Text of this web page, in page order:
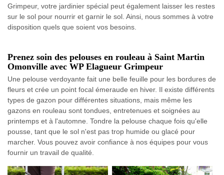
Grimpeur, votre jardinier spécial peut également laisser les restes
sur le sol pour nourrir et garnir le sol. Ainsi, nous sommes à votre
disposition quels que soient vos besoins.
Prenez soin des pelouses en rouleau à Saint Martin
Omonville avec WP Elagueur Grimpeur
Une pelouse verdoyante fait une belle feuille pour les bordures de
fleurs et crée un point focal émeraude en hiver. Il existe différents
types de gazon pour différentes situations, mais même les
gazons en rouleau sont tondues, entretenues et soignées au
printemps et à l'automne. Tondre la pelouse chaque fois qu'elle
pousse, tant que le sol n'est pas trop humide ou glacé pour
marcher. Vous pouvez avoir confiance à nos équipes pour vous
fournir un travail de qualité.